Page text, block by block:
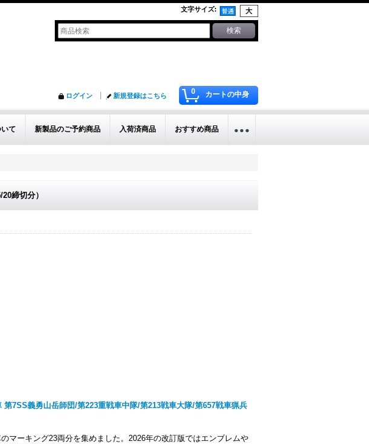
文字サイズ:
0 カートの中身
ログイン 新規登録はこちら
て 新製品のご予約商品 入荷済商品 おすすめ商品
締切分）
7SS義勇山岳師団/第223重戦車中隊/第213戦車大隊/第657戦車猟兵
マーキング23両分を集めました。2026年の改訂版ではエンブレムや